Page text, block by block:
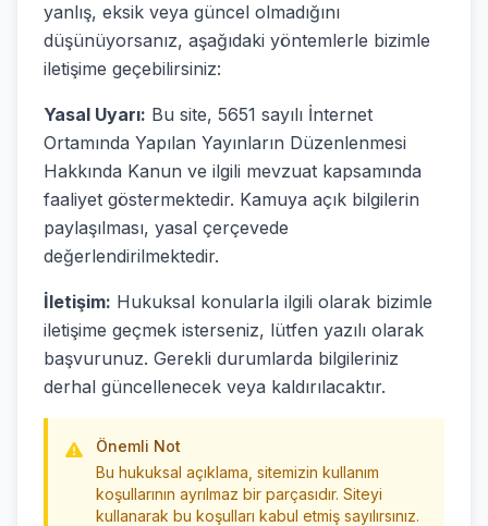
yanlış, eksik veya güncel olmadığını
düşünüyorsanız, aşağıdaki yöntemlerle bizimle
iletişime geçebilirsiniz:
Yasal Uyarı: Bu site, 5651 sayılı İnternet
Ortamında Yapılan Yayınların Düzenlenmesi
Hakkında Kanun ve ilgili mevzuat kapsamında
faaliyet göstermektedir. Kamuya açık bilgilerin
paylaşılması, yasal çerçevede
değerlendirilmektedir.
İletişim: Hukuksal konularla ilgili olarak bizimle
iletişime geçmek isterseniz, lütfen yazılı olarak
başvurunuz. Gerekli durumlarda bilgileriniz
derhal güncellenecek veya kaldırılacaktır.
Önemli Not
Bu hukuksal açıklama, sitemizin kullanım
koşullarının ayrılmaz bir parçasıdır. Siteyi
kullanarak bu koşulları kabul etmiş sayılırsınız.